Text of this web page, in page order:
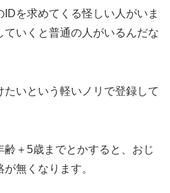
を求めてくる怪しい人がいま
いくと普通の人がいるんだな
いという軽いノリで登録して
＋5歳までとかすると、おじ
無くなります。